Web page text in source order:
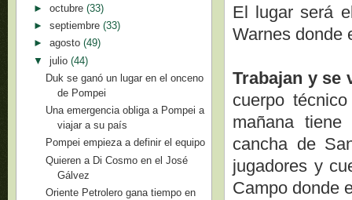
El lugar será
Warnes donde
Trabajan y se
cuerpo
mañana
cancha de
jugadores y
Campo donde
► octubre (33)
► septiembre (33)
► agosto (49)
▼ julio (44)
Duk se ganó un lugar en el onceno
de Pompei
Una emergencia obliga a Pompei a
viajar a su país
Pompei empieza a definir el equipo
Quieren a Di Cosmo en el José
Gálvez
Oriente Petrolero gana tiempo en